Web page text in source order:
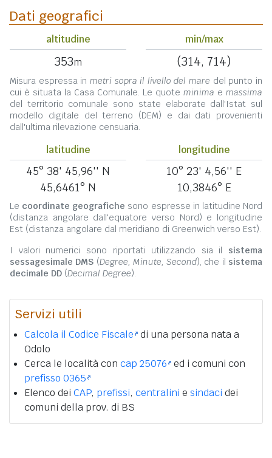
Dati geografici
altitudine
353m
min/max
(314, 714)
Misura espressa in metri sopra il livello del mare del punto in
cui è situata la Casa Comunale. Le quote minima e massima
del territorio comunale sono state elaborate dall'Istat sul
modello digitale del terreno (DEM) e dai dati provenienti
dall'ultima rilevazione censuaria.
latitudine
45° 38' 45,96'' N
45,6461° N
longitudine
10° 23' 4,56'' E
10,3846° E
Le coordinate geografiche sono espresse in latitudine Nord
(distanza angolare dall'equatore verso Nord) e longitudine
Est (distanza angolare dal meridiano di Greenwich verso Est).
I valori numerici sono riportati utilizzando sia il sistema
sessagesimale DMS (Degree, Minute, Second), che il sistema
decimale DD (Decimal Degree).
Servizi utili
Calcola il Codice Fiscale di una persona nata a
Odolo
Cerca le località con cap 25076 ed i comuni con
prefisso 0365
Elenco dei CAP, prefissi, centralini e sindaci dei
comuni della prov. di BS